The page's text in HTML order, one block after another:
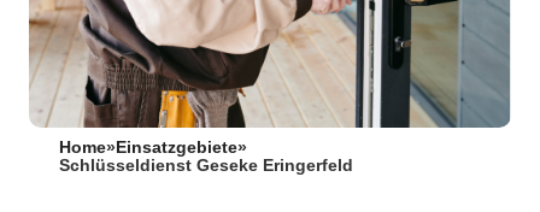
Home» Einsatzgebiete»
Schlüsseldienst Geseke Eringerfeld